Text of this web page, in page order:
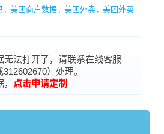
, 美团商户数据 , 美团外卖 , 美团外卖
无法打开了，请联系在线客服
）处理。
点击申请定制